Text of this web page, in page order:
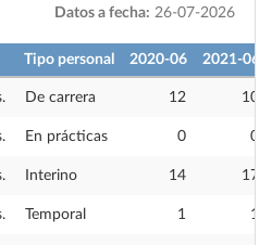
Datos a fecha: 26-07-2026
Tipo personal 2020-06 2021-06
De carrera 12 10
En prácticas 0 0
Interino 14 17
Temporal 1 1